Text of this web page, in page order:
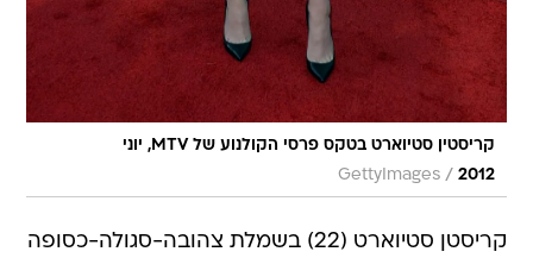
קריסטין סטיוארט בטקס פרסי הקולנוע של MTV, יוני
2012
/
GettyImages
קריסטן סטיוארט (22) בשמלת צהובה-סגולה-כסופה